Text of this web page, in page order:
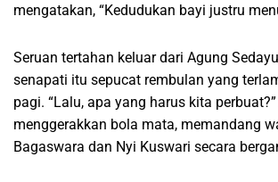
mengatakan, “Kedudukan bayi justru
Seruan tertahan keluar dari Agung
senapati itu sepucat rembulan yang
pagi. “Lalu, apa yang harus kita
menggerakkan bola mata, memandang
Bagaswara dan Nyi Kuswari secara